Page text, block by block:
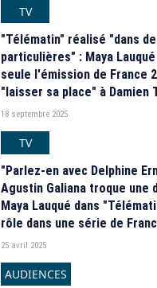
TV
"Télématin" réalisé "dans
particulières" : Maya
seule l'émission de France
"laisser sa place" à Damien
18 septembre 2025
TV
"Parlez-en avec Delphine
Agustin Galiana troque une
Maya Lauqué dans
rôle dans une série de
25 avril 2025
AUDIENCES